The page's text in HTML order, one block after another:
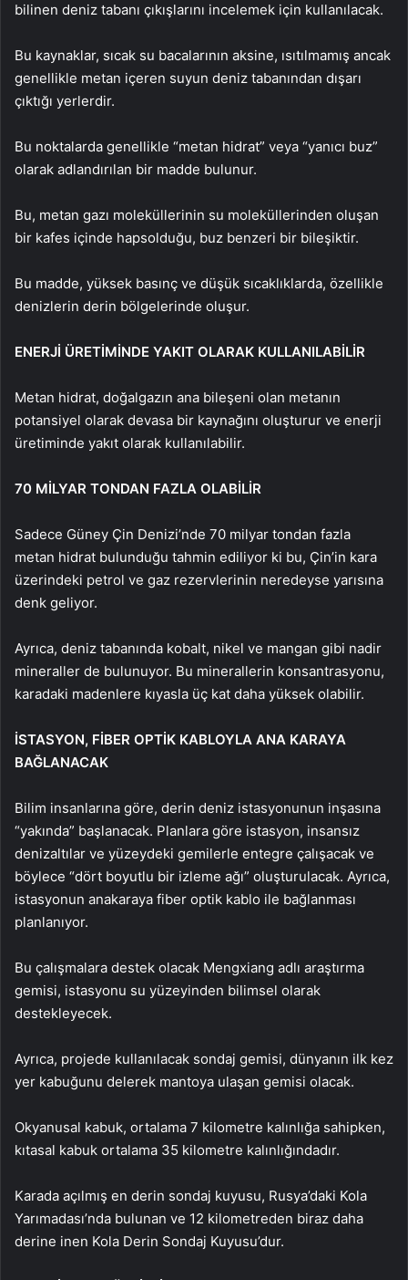
bilinen deniz tabanı çıkışlarını incelemek için kullanılacak.
Bu kaynaklar, sıcak su bacalarının aksine, ısıtılmamış ancak
genellikle metan içeren suyun deniz tabanından dışarı
çıktığı yerlerdir.
Bu noktalarda genellikle “metan hidrat” veya “yanıcı buz”
olarak adlandırılan bir madde bulunur.
Bu, metan gazı moleküllerinin su moleküllerinden oluşan
bir kafes içinde hapsolduğu, buz benzeri bir bileşiktir.
Bu madde, yüksek basınç ve düşük sıcaklıklarda, özellikle
denizlerin derin bölgelerinde oluşur.
ENERJİ ÜRETİMİNDE YAKIT OLARAK KULLANILABİLİR
Metan hidrat, doğalgazın ana bileşeni olan metanın
potansiyel olarak devasa bir kaynağını oluşturur ve enerji
üretiminde yakıt olarak kullanılabilir.
70 MİLYAR TONDAN FAZLA OLABİLİR
Sadece Güney Çin Denizi’nde 70 milyar tondan fazla
metan hidrat bulunduğu tahmin ediliyor ki bu, Çin’in kara
üzerindeki petrol ve gaz rezervlerinin neredeyse yarısına
denk geliyor.
Ayrıca, deniz tabanında kobalt, nikel ve mangan gibi nadir
mineraller de bulunuyor. Bu minerallerin konsantrasyonu,
karadaki madenlere kıyasla üç kat daha yüksek olabilir.
İSTASYON, FİBER OPTİK KABLOYLA ANA KARAYA
BAĞLANACAK
Bilim insanlarına göre, derin deniz istasyonunun inşasına
“yakında” başlanacak. Planlara göre istasyon, insansız
denizaltılar ve yüzeydeki gemilerle entegre çalışacak ve
böylece “dört boyutlu bir izleme ağı” oluşturulacak. Ayrıca,
istasyonun anakaraya fiber optik kablo ile bağlanması
planlanıyor.
Bu çalışmalara destek olacak Mengxiang adlı araştırma
gemisi, istasyonu su yüzeyinden bilimsel olarak
destekleyecek.
Ayrıca, projede kullanılacak sondaj gemisi, dünyanın ilk kez
yer kabuğunu delerek mantoya ulaşan gemisi olacak.
Okyanusal kabuk, ortalama 7 kilometre kalınlığa sahipken,
kıtasal kabuk ortalama 35 kilometre kalınlığındadır.
Karada açılmış en derin sondaj kuyusu, Rusya’daki Kola
Yarımadası’nda bulunan ve 12 kilometreden biraz daha
derine inen Kola Derin Sondaj Kuyusu’dur.